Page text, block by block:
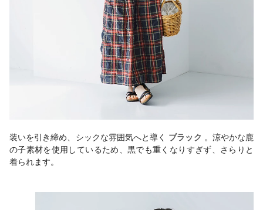
装いを引き締め、シックな雰囲気へと導く ブラック 。涼やかな鹿
の子素材を使用しているため、黒でも重くなりすぎず、さらりと
着られます。